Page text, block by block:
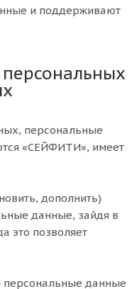
и поддерживают
персональные
«СЕЙФИТИ», имеет
дополнить)
данные, зайдя в
это позволяет
персональные данные